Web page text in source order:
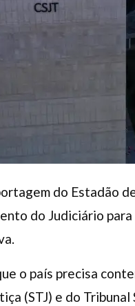
do Estadão
do Judiciário
o país precisa
(STJ) e do